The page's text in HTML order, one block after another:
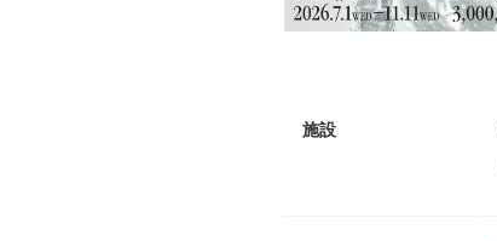
施設